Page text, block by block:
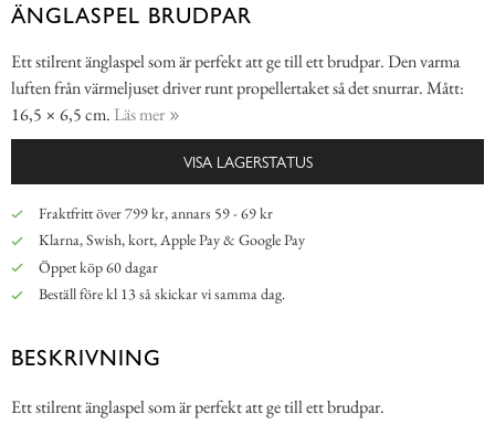
ÄNGLASPEL BRUDPAR
Ett stilrent änglaspel som är perfekt att ge till ett brudpar. Den varma
luften från värmeljuset driver runt propellertaket så det snurrar. Mått:
16,5 × 6,5 cm. Läs mer
VISA LAGERSTATUS
Fraktfritt över 799 kr, annars 59 - 69 kr
Klarna, Swish, kort, Apple Pay & Google Pay
Öppet köp 60 dagar
Beställ före kl 13 så skickar vi samma dag.
BESKRIVNING
Ett stilrent änglaspel som är perfekt att ge till ett brudpar.